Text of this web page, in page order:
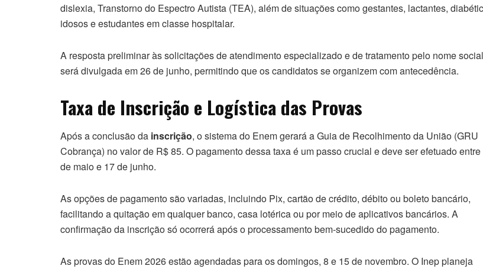
dislexia, Transtorno do Espectro Autista (TEA), além de situações como gestantes, lactantes,
idosos e estudantes em classe hospitalar.
A resposta preliminar às solicitações de atendimento especializado e de tratamento pelo nome social
será divulgada em 26 de junho, permitindo que os candidatos se organizem com antecedência.
Taxa de Inscrição e Logística das Provas
Após a conclusão da inscrição, o sistema do Enem gerará a Guia de Recolhimento da União (GRU
Cobrança) no valor de R$ 85. O pagamento dessa taxa é um passo crucial e deve ser efetuado
de maio e 17 de junho.
As opções de pagamento são variadas, incluindo Pix, cartão de crédito, débito ou boleto bancário,
facilitando a quitação em qualquer banco, casa lotérica ou por meio de aplicativos bancários. A
confirmação da inscrição só ocorrerá após o processamento bem-sucedido do pagamento.
As provas do Enem 2026 estão agendadas para os domingos, 8 e 15 de novembro. O Inep planeja